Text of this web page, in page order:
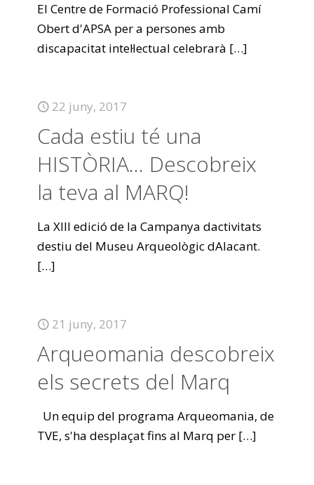
El Centre de Formació Professional Camí
Obert d'APSA per a persones amb
discapacitat intel·lectual celebrarà […]
22 juny, 2017
Cada estiu té una
HISTÒRIA… Descobreix
la teva al MARQ!
La XIII edició de la Campanya dactivitats
destiu del Museu Arqueològic dAlacant.
[…]
21 juny, 2017
Arqueomania descobreix
els secrets del Marq
Un equip del programa Arqueomania, de
TVE, s'ha desplaçat fins al Marq per […]